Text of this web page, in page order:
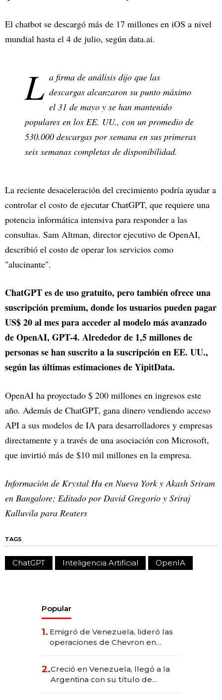
El chatbot se descargó más de 17 millones en iOS a nivel
mundial hasta el 4 de julio, según data.ai.
L a firma de análisis dijo que las
descargas alcanzaron su punto máximo
el 31 de mayo y se han mantenido
populares en los EE. UU., con un promedio de
530.000 descargas por semana en sus primeras
seis semanas completas de disponibilidad.
La reciente desaceleración del crecimiento podría ayudar a
controlar el costo de ejecutar ChatGPT, que requiere una
potencia informática intensiva para responder a las
consultas. Sam Altman, director ejecutivo de OpenAI,
describió el costo de operar los servicios como
"alucinante".
ChatGPT es de uso gratuito, pero también ofrece una
suscripción premium, donde los usuarios pueden pagar
US$ 20 al mes para acceder al modelo más avanzado
de OpenAI, GPT-4. Alrededor de 1,5 millones de
personas se han suscrito a la suscripción en EE. UU.,
según las últimas estimaciones de YipitData.
OpenAI ha proyectado $ 200 millones en ingresos este
año. Además de ChatGPT, gana dinero vendiendo acceso
API a sus modelos de IA para desarrolladores y empresas
directamente y a través de una asociación con Microsoft,
que invirtió más de $10 mil millones en la empresa.
Información de Krystal Hu en Nueva York y Akash Sriram
en Bangalore; Editado por David Gregorio y Sriraj
Kalluvila para Reuters
TAGS
ChatGPT Inteligencia Artificial OpenIA
Popular
1. Emigró de Venezuela, lideró las
operaciones de Chevron en
2.Creció en Venezuela, llegó a la
Argentina con su título de